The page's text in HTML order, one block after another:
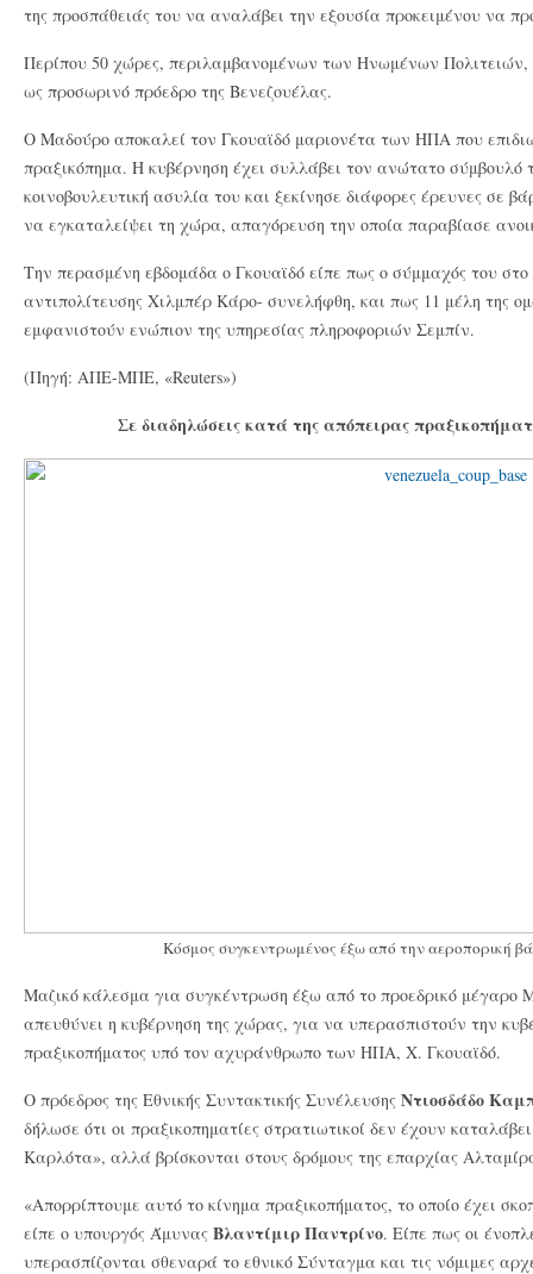
της προσπάθειάς του να αναλάβει την εξουσία προκειμένου να
Περίπου 50 χώρες, περιλαμβανομένων των Ηνωμένων Πολιτειών,
ως προσωρινό πρόεδρο της Βενεζουέλας.
Ο Μαδούρο αποκαλεί τον Γκουαϊδό μαριονέτα των ΗΠΑ που
πραξικόπημα. Η κυβέρνηση έχει συλλάβει τον ανώτατο σύμβουλό
κοινοβουλευτική ασυλία του και ξεκίνησε διάφορες έρευνες σε
να εγκαταλείψει τη χώρα, απαγόρευση την οποία παραβίασε
Την περασμένη εβδομάδα ο Γκουαϊδό είπε πως ο σύμμαχός του
αντιπολίτευσης Χιλμπέρ Κάρο- συνελήφθη, και πως 11 μέλη της
εμφανιστούν ενώπιον της υπηρεσίας πληροφοριών Σεμπίν.
(Πηγή: ΑΠΕ-ΜΠΕ, «Reuters»)
Σε διαδηλώσεις κατά της απόπειρας
Κόσμος συγκεντρωμένος έξω από την αεροπορική
Μαζικό κάλεσμα για συγκέντρωση έξω από το προεδρικό μέγαρο
απευθύνει η κυβέρνηση της χώρας, για να υπερασπιστούν την
πραξικοπήματος υπό τον αχυράνθρωπο των ΗΠΑ, Χ. Γκουαϊδό.
Ο πρόεδρος της Εθνικής Συντακτικής Συνέλευσης Ντιοσδάδο
δήλωσε ότι οι πραξικοπηματίες στρατιωτικοί δεν έχουν
Καρλότα», αλλά βρίσκονται στους δρόμους της επαρχίας
«Απορρίπτουμε αυτό το κίνημα πραξικοπήματος, το οποίο έχει
είπε ο υπουργός Άμυνας Βλαντίμιρ Παντρίνο. Είπε πως οι
υπερασπίζονται σθεναρά το εθνικό Σύνταγμα και τις νόμιμες